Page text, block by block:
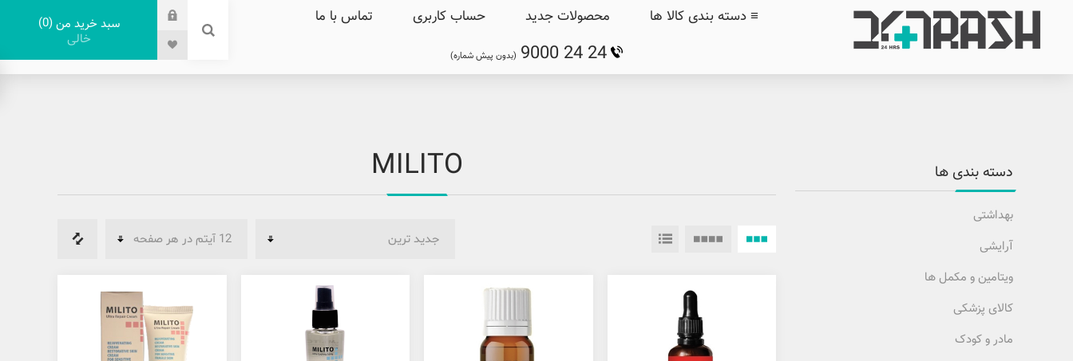
≡ دسته بندی کالا ها محصولات جدید حساب کاربری تماس با ما
9000 24 24 (بدون پیش شماره)
سبد خرید من 0
خالی
MILITO دسته بندی ها
بهداشتی
آرایشی
ویتامین و مکمل ها
کالای پزشکی
مادر و کودک